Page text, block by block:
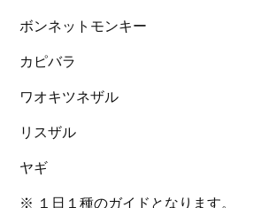
ボンネットモンキー
カピバラ
ワオキツネザル
リスザル
ヤギ
※ １日１種のガイドとなります。